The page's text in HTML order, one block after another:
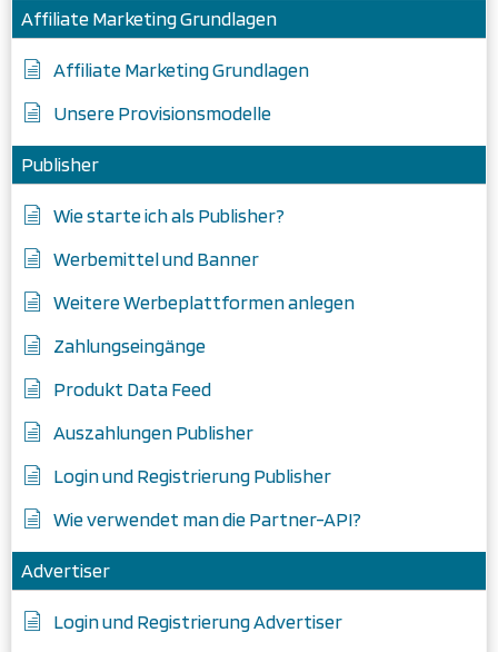
Affiliate Marketing Grundlagen
Affiliate Marketing Grundlagen
Unsere Provisionsmodelle
Publisher
Wie starte ich als Publisher?
Werbemittel und Banner
Weitere Werbeplattformen anlegen
Zahlungseingänge
Produkt Data Feed
Auszahlungen Publisher
Login und Registrierung Publisher
Wie verwendet man die Partner-API?
Advertiser
Login und Registrierung Advertiser